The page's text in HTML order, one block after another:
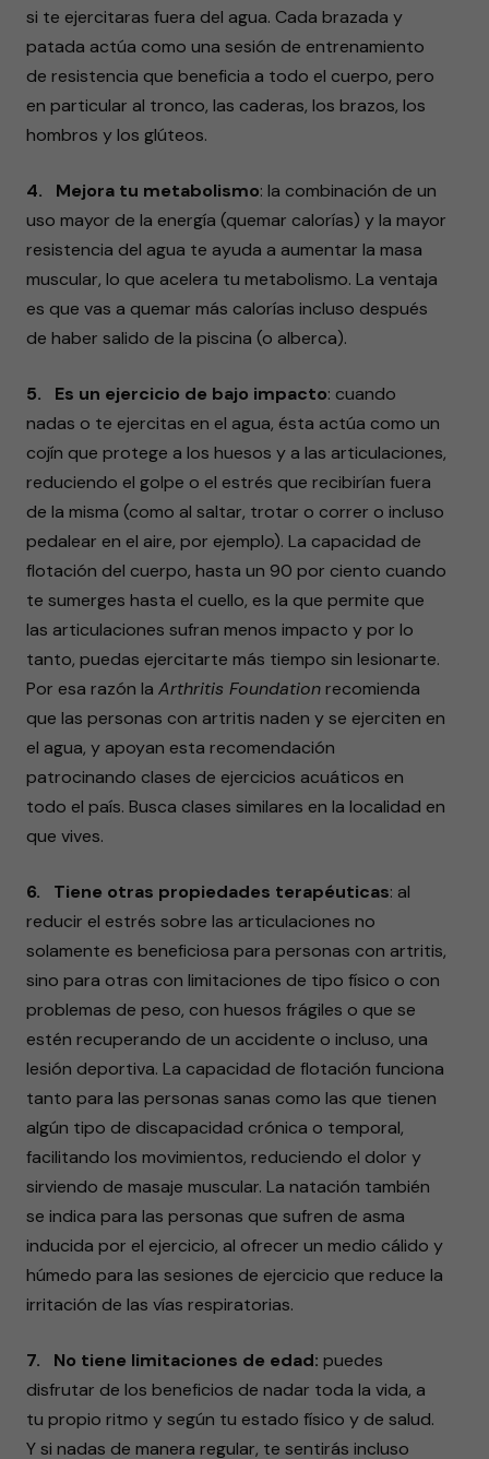
si te ejercitaras fuera del agua. Cada brazada y
patada actúa como una sesión de entrenamiento
de resistencia que beneficia a todo el cuerpo, pero
en particular al tronco, las caderas, los brazos, los
hombros y los glúteos.
4. Mejora tu metabolismo: la combinación de un
uso mayor de la energía (quemar calorías) y la mayor
resistencia del agua te ayuda a aumentar la masa
muscular, lo que acelera tu metabolismo. La ventaja
es que vas a quemar más calorías incluso después
de haber salido de la piscina (o alberca).
5. Es un ejercicio de bajo impacto: cuando
nadas o te ejercitas en el agua, ésta actúa como un
cojín que protege a los huesos y a las articulaciones,
reduciendo el golpe o el estrés que recibirían fuera
de la misma (como al saltar, trotar o correr o incluso
pedalear en el aire, por ejemplo). La capacidad de
flotación del cuerpo, hasta un 90 por ciento cuando
te sumerges hasta el cuello, es la que permite que
las articulaciones sufran menos impacto y por lo
tanto, puedas ejercitarte más tiempo sin lesionarte.
Por esa razón la Arthritis Foundationrecomienda
que las personas con artritis naden y se ejerciten en
el agua, y apoyan esta recomendación
patrocinando clases de ejercicios acuáticos en
todo el país. Busca clases similares en la localidad en
que vives.
6. Tiene otras propiedades terapéuticas: al
reducir el estrés sobre las articulaciones no
solamente es beneficiosa para personas con artritis,
sino para otras con limitaciones de tipo físico o con
problemas de peso, con huesos frágiles o que se
estén recuperando de un accidente o incluso, una
lesión deportiva. La capacidad de flotación funciona
tanto para las personas sanas como las que tienen
algún tipo de discapacidad crónica o temporal,
facilitando los movimientos, reduciendo el dolor y
sirviendo de masaje muscular. La natación también
se indica para las personas que sufren de asma
inducida por el ejercicio, al ofrecer un medio cálido y
húmedo para las sesiones de ejercicio que reduce la
irritación de las vías respiratorias.
7. No tiene limitaciones de edad: puedes
disfrutar de los beneficios de nadar toda la vida, a
tu propio ritmo y según tu estado físico y de salud.
Y si nadas de manera regular, te sentirás incluso